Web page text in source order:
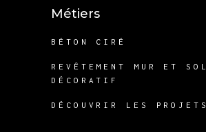
Métiers
BÉTON CIRÉ
REVÊTEMENT MUR ET SOL
DÉCORATIF
DÉCOUVRIR LES PROJETS